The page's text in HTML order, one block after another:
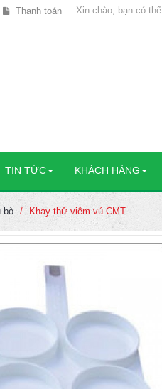
Thanh toán Xin chào, bạn có thể
TIN TỨC KHÁCH HÀNG
bò Khay thử viêm vú CMT